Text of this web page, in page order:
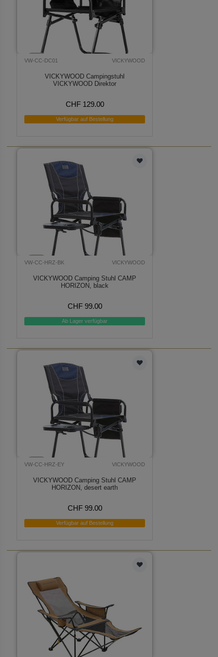
VW-CC-DC01 VICKYWOOD
VICKYWOOD Campingstuhl
VICKYWOOD Direktor
CHF 129.00
Verfügbar auf Bestellung
VW-CC-HRZ-BK VICKYWOOD
VICKYWOOD Camping Stuhl CAMP
HORIZON, black
CHF 99.00
Ab Lager verfügbar
VW-CC-HRZ-EY VICKYWOOD
VICKYWOOD Camping Stuhl CAMP
HORIZON, desert earth
CHF 99.00
Verfügbar auf Bestellung